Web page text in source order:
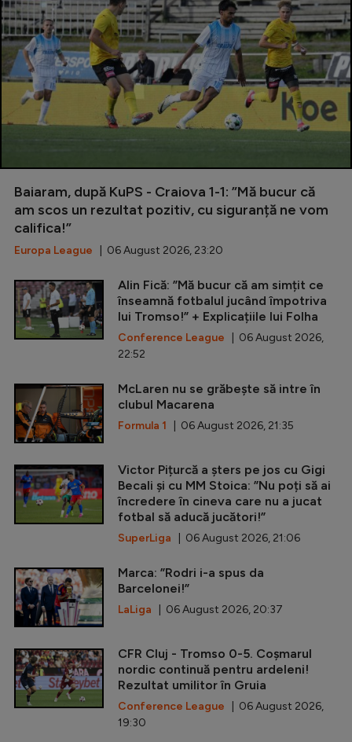
Baiaram, după KuPS - Craiova 1-1: ”Mă bucur că
am scos un rezultat pozitiv, cu siguranță ne vom
califica!”
Europa League | 06 August 2026, 23:20
Alin Fică: ”Mă bucur că am simțit ce
înseamnă fotbalul jucând împotriva
lui Tromso!” + Explicațiile lui Folha
Conference League | 06 August 2026,
22:52
McLaren nu se grăbește să intre în
clubul Macarena
Formula 1 | 06 August 2026, 21:35
Victor Pițurcă a șters pe jos cu Gigi
Becali și cu MM Stoica: ”Nu poți să ai
încredere în cineva care nu a jucat
fotbal să aducă jucători!”
SuperLiga | 06 August 2026, 21:06
Marca: ”Rodri i-a spus da
Barcelonei!”
LaLiga | 06 August 2026, 20:37
CFR Cluj - Tromso 0-5. Coșmarul
nordic continuă pentru ardeleni!
Rezultat umilitor în Gruia
Conference League | 06 August 2026,
19:30